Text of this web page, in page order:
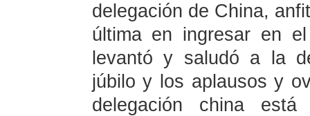
delegación de China,
última en ingresar en
levantó y saludó a la
júbilo y los aplausos y
delegación china